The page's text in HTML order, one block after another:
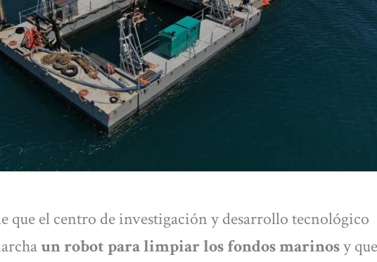
que el centro de investigación y desarrollo tecnológico
un robot para limpiar los fondos marinosy que